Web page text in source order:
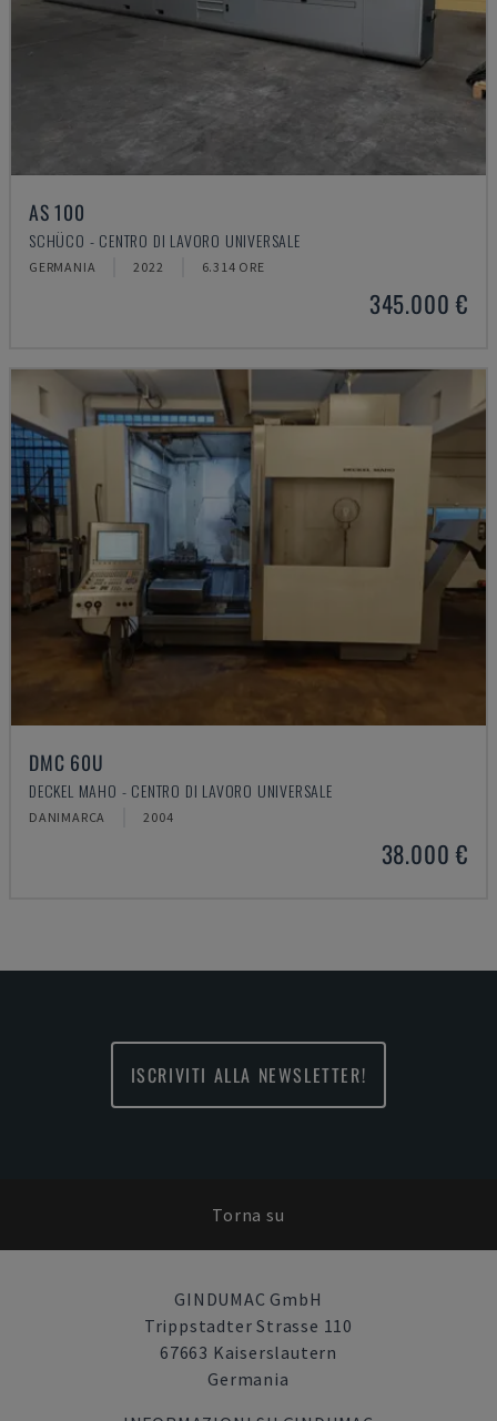
AS 100
SCHÜCO - CENTRO DI LAVORO UNIVERSALE
GERMANIA 2022 6.314 ORE
345.000 €
DMC 60U
DECKEL MAHO - CENTRO DI LAVORO UNIVERSALE
DANIMARCA 2004
38.000 €
ISCRIVITI ALLA NEWSLETTER!
Torna su
GINDUMAC GmbH
Trippstadter Strasse 110
67663 Kaiserslautern
Germania